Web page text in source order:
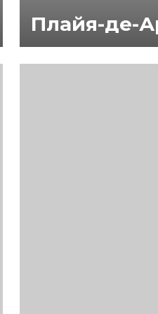
Плайя-де-